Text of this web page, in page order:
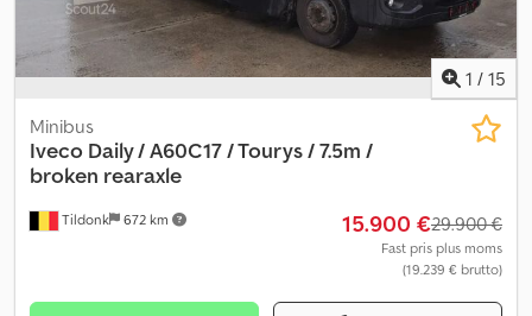
1 / 15
Tildonk 672 km
Minibus
Iveco Daily / A60C17 / Tourys / 7.5m /
broken rearaxle
15.900 €29.900 €
Fast pris plus moms
(19.239 € brutto)